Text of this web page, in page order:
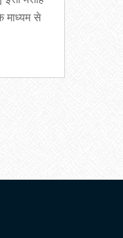
माध्यम से